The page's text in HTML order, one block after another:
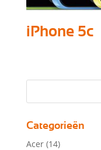
iPhone 5c
Categorieën
Acer (14)